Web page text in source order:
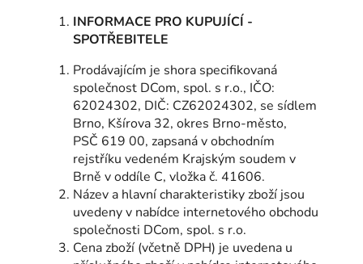
INFORMACE PRO KUPUJÍCÍ -
SPOTŘEBITELE
Prodávajícím je shora specifikovaná
společnost DCom, spol. s r.o., IČO:
62024302, DIČ: CZ62024302, se sídlem
Brno, Kšírova 32, okres Brno-město,
PSČ 619 00, zapsaná v obchodním
rejstříku vedeném Krajským soudem v
Brně v oddíle C, vložka č. 41606.
Název a hlavní charakteristiky zboží jsou
uvedeny v nabídce internetového obchodu
společnosti DCom, spol. s r.o.
Cena zboží (včetně DPH) je uvedena u